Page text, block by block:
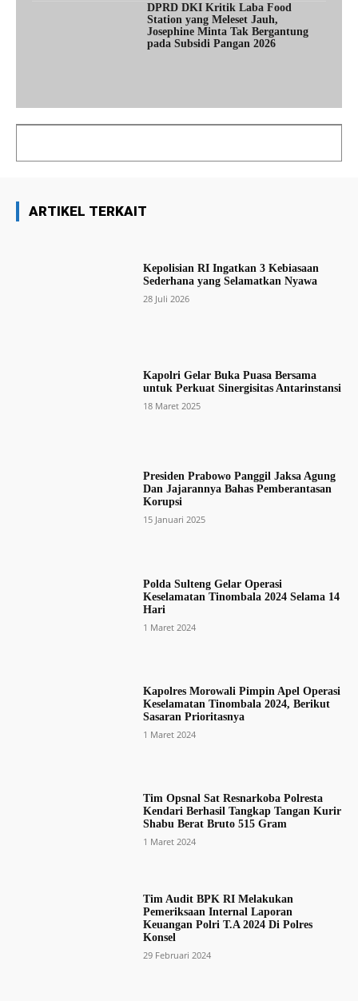
DPRD DKI Kritik Laba Food
Station yang Meleset Jauh,
Josephine Minta Tak Bergantung
pada Subsidi Pangan 2026
ARTIKEL TERKAIT
Kepolisian RI Ingatkan 3 Kebiasaan
Sederhana yang Selamatkan Nyawa
28 Juli 2026
Kapolri Gelar Buka Puasa Bersama
untuk Perkuat Sinergisitas Antarinstansi
18 Maret 2025
Presiden Prabowo Panggil Jaksa Agung
Dan Jajarannya Bahas Pemberantasan
Korupsi
15 Januari 2025
Polda Sulteng Gelar Operasi
Keselamatan Tinombala 2024 Selama 14
Hari
1 Maret 2024
Kapolres Morowali Pimpin Apel Operasi
Keselamatan Tinombala 2024, Berikut
Sasaran Prioritasnya
1 Maret 2024
Tim Opsnal Sat Resnarkoba Polresta
Kendari Berhasil Tangkap Tangan Kurir
Shabu Berat Bruto 515 Gram
1 Maret 2024
Tim Audit BPK RI Melakukan
Pemeriksaan Internal Laporan
Keuangan Polri T.A 2024 Di Polres
Konsel
29 Februari 2024